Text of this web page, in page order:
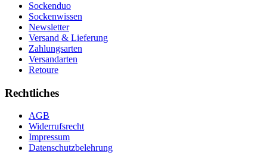
Sockenduo
Sockenwissen
Newsletter
Versand & Lieferung
Zahlungsarten
Versandarten
Retoure
Rechtliches
AGB
Widerrufsrecht
Impressum
Datenschutzbelehrung